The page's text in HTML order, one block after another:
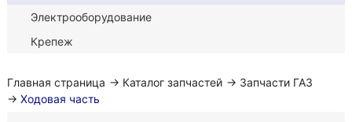
Электрооборудование
Крепеж
Главная страница → Каталог запчастей → Запчасти ГАЗ
→ Ходовая часть